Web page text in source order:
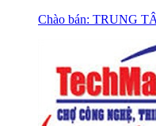
Chào bán: TRUNG